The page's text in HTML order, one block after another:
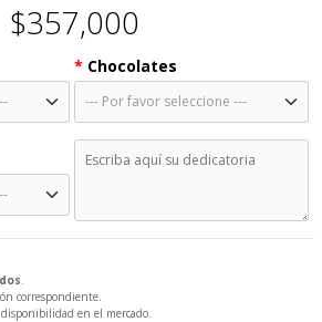
$357,000
Chocolates
.
correspondiente.
en el mercado.